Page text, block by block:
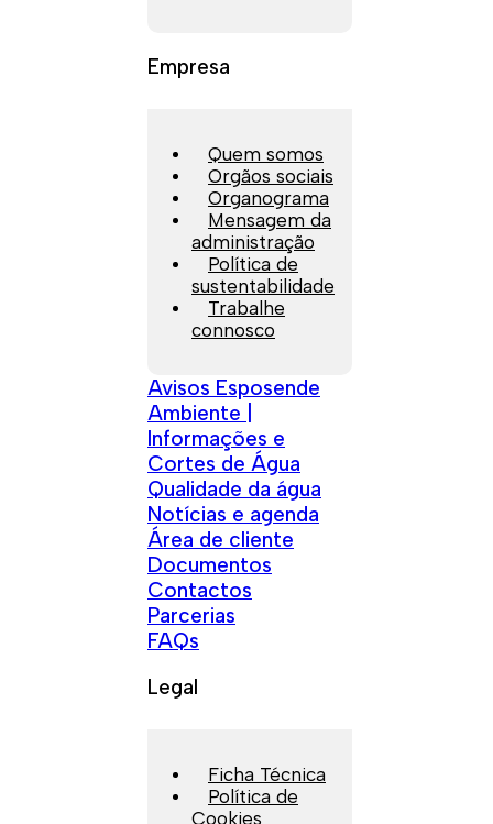
Empresa
Quem somos
Orgãos sociais
Organograma
Mensagem da
administração
Política de
sustentabilidade
Trabalhe
connosco
Avisos Esposende
Ambiente |
Informações e
Cortes de Água
Qualidade da água
Notícias e agenda
Área de cliente
Documentos
Contactos
Parcerias
FAQs
Legal
Ficha Técnica
Política de
Cookies